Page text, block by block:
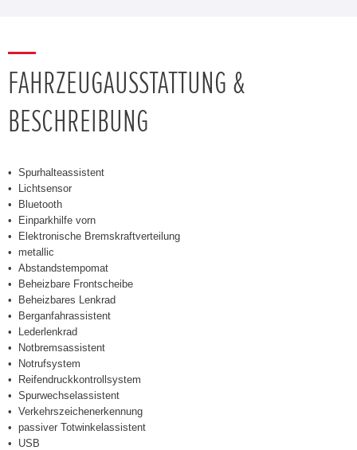
FAHRZEUGAUSSTATTUNG &
BESCHREIBUNG
Spurhalteassistent
Lichtsensor
Bluetooth
Einparkhilfe vorn
Elektronische Bremskraftverteilung
metallic
Abstandstempomat
Beheizbare Frontscheibe
Beheizbares Lenkrad
Berganfahrassistent
Lederlenkrad
Notbremsassistent
Notrufsystem
Reifendruckkontrollsystem
Spurwechselassistent
Verkehrszeichenerkennung
passiver Totwinkelassistent
USB